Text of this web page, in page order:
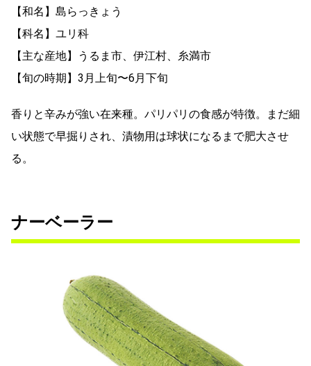
【和名】島らっきょう
【科名】ユリ科
【主な産地】うるま市、伊江村、糸満市
【旬の時期】3月上旬〜6月下旬
香りと辛みが強い在来種。パリパリの食感が特徴。まだ細
い状態で早掘りされ、漬物用は球状になるまで肥大させ
る。
ナーベーラー